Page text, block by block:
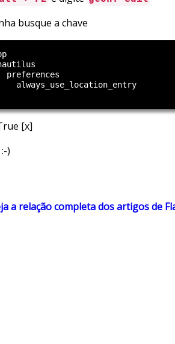
busque a chave
preferences
always_use_location_entry
[x]
)
a relação completa dos artigos de